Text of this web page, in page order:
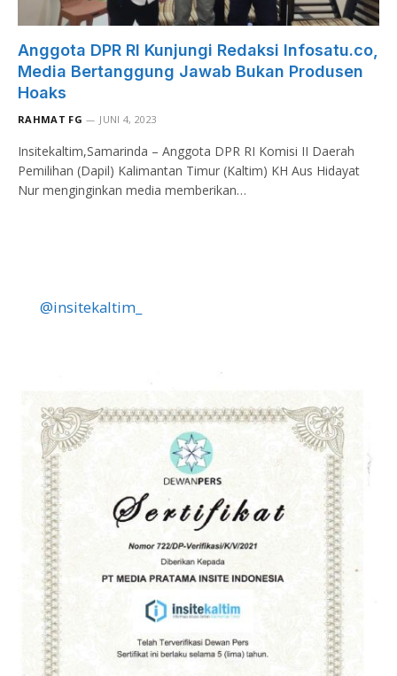
Anggota DPR RI Kunjungi Redaksi Infosatu.co,
Media Bertanggung Jawab Bukan Produsen
Hoaks
RAHMAT FG JUNI 4, 2023
Insitekaltim,Samarinda – Anggota DPR RI Komisi II Daerah
Pemilihan (Dapil) Kalimantan Timur (Kaltim) KH Aus Hidayat
Nur menginginkan media memberikan…
@insitekaltim_